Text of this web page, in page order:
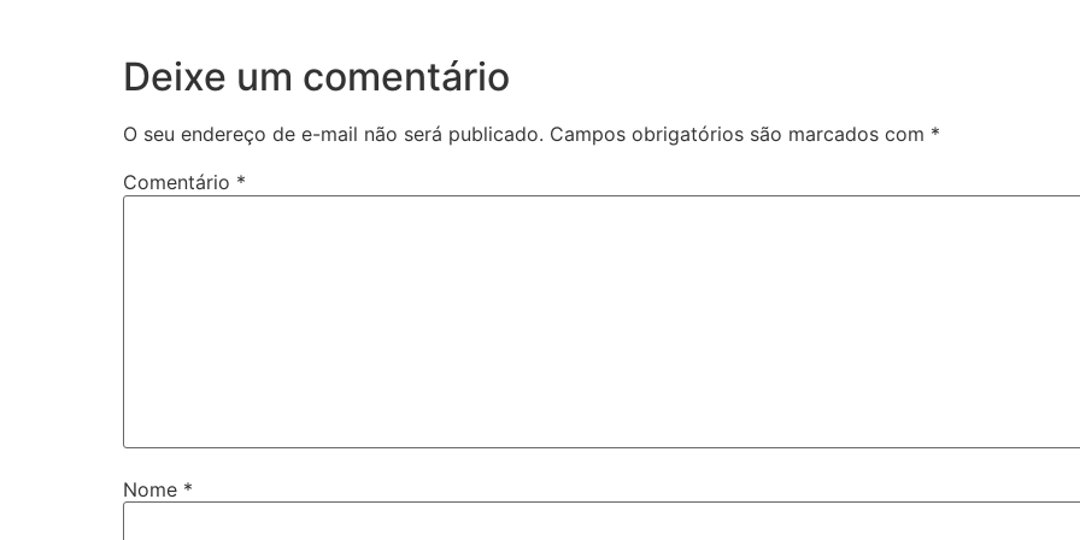
Deixe um comentário
O seu endereço de e-mail não será publicado. Campos obrigatórios são marcados com *
Comentário *
Nome *